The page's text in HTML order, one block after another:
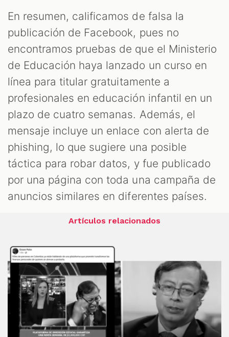
En resumen, calificamos de falsa la
publicación de Facebook, pues no
encontramos pruebas de que el Ministerio
de Educación haya lanzado un curso en
línea para titular gratuitamente a
profesionales en educación infantil en un
plazo de cuatro semanas. Además, el
mensaje incluye un enlace con alerta de
phishing, lo que sugiere una posible
táctica para robar datos, y fue publicado
por una página con toda una campaña de
anuncios similares en diferentes países.
Artículos relacionados